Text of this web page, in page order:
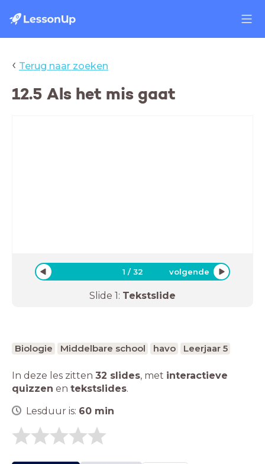
‹ Terug naar zoeken
12.5 Als het mis gaat
1 /32 volgende
Slide 1: Tekstslide
Biologie Middelbare school havo Leerjaar 5
In deze les zitten 32 slides, met interactieve
quizzen en tekstslides.
Lesduur is: 60 min